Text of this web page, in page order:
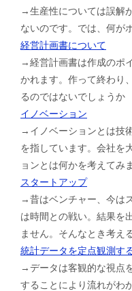
→生産性については誤解
ないのです。では、何が
経営計画書について
→経営計画書は作成のポ
かれます。作って終わり
るのではないでしょうか
イノベーション
→イノベーションとは技
を指しています。会社を
ョンとは何かを考えてみ
スタートアップ
→昔はベンチャー、今は
は時間との戦い。結果を
ません。そんなとき考え
統計データを定点観測す
→データは客観的な視点
することにより流れがわ